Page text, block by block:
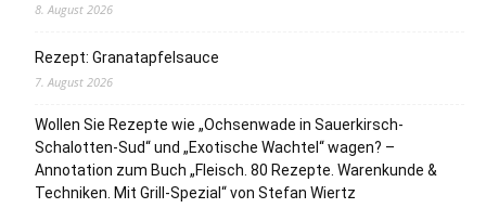
8. August 2026
Rezept: Granatapfelsauce
7. August 2026
Wollen Sie Rezepte wie „Ochsenwade in Sauerkirsch-
Schalotten-Sud“ und „Exotische Wachtel“ wagen? –
Annotation zum Buch „Fleisch. 80 Rezepte. Warenkunde &
Techniken. Mit Grill-Spezial“ von Stefan Wiertz